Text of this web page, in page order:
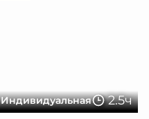
Индивидуальная 2.5ч